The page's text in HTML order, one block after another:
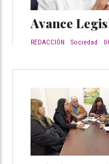
Avance
REDACCIÓN Sociedad